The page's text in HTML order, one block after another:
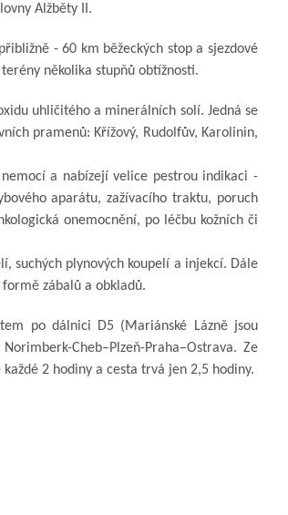
Alžběty II.
- 60 km běžeckých stop a sjezdové
několika stupňů obtížnosti.
uhličitého a minerálních solí. Jedná se
pramenů: Křížový, Rudolfův, Karolinin,
a nabízejí velice pestrou indikaci -
aparátu, zažívacího traktu, poruch
onemocnění, po léčbu kožních či
suchých plynových koupelí a injekcí. Dále
zábalů a obkladů.
po dálnici D5 (Mariánské Lázně jsou
Cheb–Plzeň-Praha–Ostrava. Ze
2 hodiny a cesta trvá jen 2,5 hodiny.